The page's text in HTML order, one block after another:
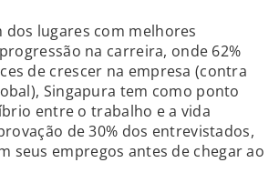
dos lugares com melhores
na carreira, onde 62%
de crescer na empresa (contra
Singapura tem como ponto
entre o trabalho e a vida
de 30% dos entrevistados,
seus empregos antes de chegar ao